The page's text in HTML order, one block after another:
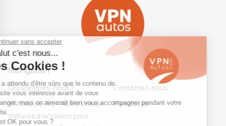
Navigation
Qui sommes-nous ?
Contactez-nous
VPN Autos Pro - Notre site de
voitures d'occasion pour
Plan du site